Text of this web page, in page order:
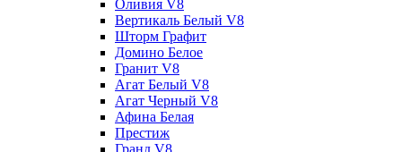
Оливия V8
Вертикаль Белый V8
Шторм Графит
Домино Белое
Гранит V8
Агат Белый V8
Агат Черный V8
Афина Белая
Престиж
Гранд V8